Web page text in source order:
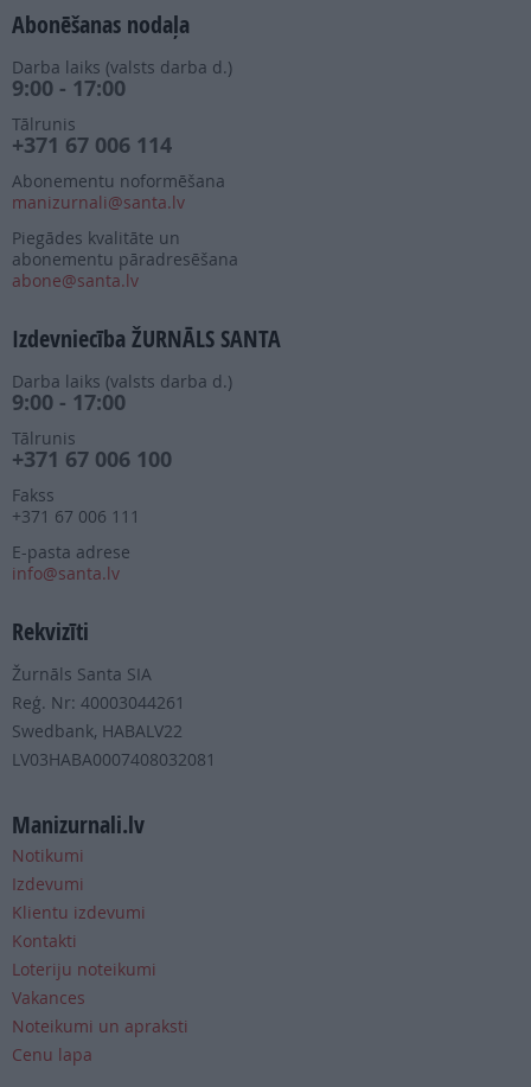
Abonēšanas nodaļa
Darba laiks (valsts darba d.)
9:00 - 17:00
Tālrunis
+371 67 006 114
Abonementu noformēšana
manizurnali@santa.lv
Piegādes kvalitāte un
abonementu pāradresēšana
abone@santa.lv
Izdevniecība ŽURNĀLS SANTA
Darba laiks (valsts darba d.)
9:00 - 17:00
Tālrunis
+371 67 006 100
Fakss
+371 67 006 111
E-pasta adrese
info@santa.lv
Rekvizīti
Žurnāls Santa SIA
Reģ. Nr: 40003044261
Swedbank, HABALV22
LV03HABA0007408032081
Manizurnali.lv
Notikumi
Izdevumi
Klientu izdevumi
Kontakti
Loteriju noteikumi
Vakances
Noteikumi un apraksti
Cenu lapa